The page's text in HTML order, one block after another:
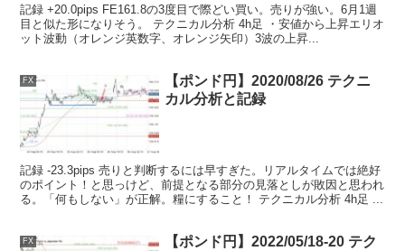
記録 +20.0pips FE161.8の3度目で際どい買い。売りが強い。6月1週
目と似た形になりそう。 テクニカル分析 4h足 ・安値から上昇エリオ
ット波動（オレンジ英数字、オレンジ矢印）3波の上昇...
FX
【ポンド円】2020/08/26 テクニ
カル分析と記録
記録 -23.3pips 売りと判断するには早すぎた。リアルタイムでは絶好
のポイント！と思っけど、前提となる部分の見落としが敗因と思われ
る。「何もしない」が正解。糧にすること！ テクニカル分析 4h足 ...
FX
【ポンド円】2022/05/18-20 テク